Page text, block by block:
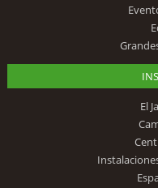
El